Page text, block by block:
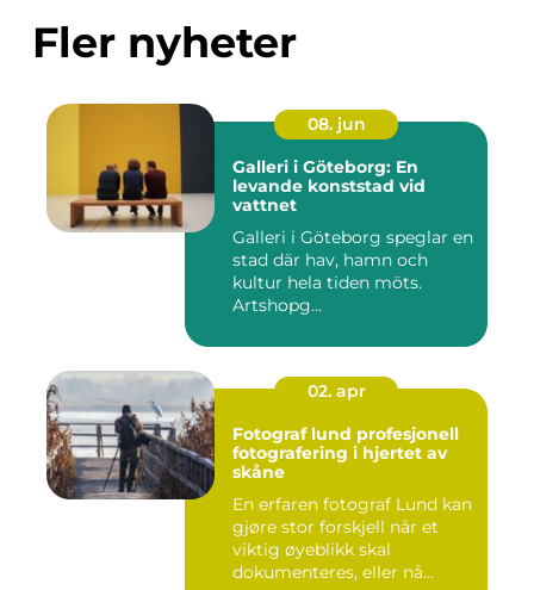
Fler nyheter
08. jun
Galleri i Göteborg: En
levande konststad vid
vattnet
Galleri i Göteborg speglar en
stad där hav, hamn och
kultur hela tiden möts.
Artshopg...
02. apr
Fotograf lund profesjonell
fotografering i hjertet av
skåne
En erfaren fotograf Lund kan
gjøre stor forskjell når et
viktig øyeblikk skal
dokumenteres, eller nå...